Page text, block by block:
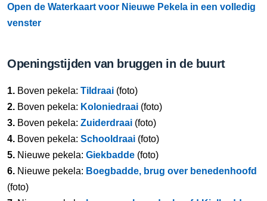
Open de Waterkaart voor Nieuwe Pekela in een volledig
venster
Openingstijden van bruggen in de buurt
1. Boven pekela: Tildraai (foto)
2. Boven pekela: Koloniedraai (foto)
3. Boven pekela: Zuiderdraai (foto)
4. Boven pekela: Schooldraai (foto)
5. Nieuwe pekela: Giekbadde (foto)
6. Nieuwe pekela: Boegbadde, brug over benedenhoofd
(foto)